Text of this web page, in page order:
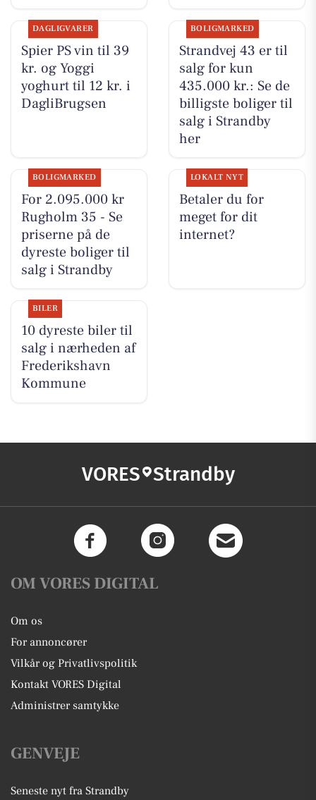
DAGLIGVARER
Spier PS vin til 39
kr. og Yoggi
yoghurt til 12 kr. i
DagliBrugsen
BOLIGMARKED
Strandvej 43 er til
salg for kun
435.000 kr.: Se de
billigste boliger til
salg i Strandby
her
BOLIGMARKED
For 2.095.000 kr
Rugholm 35 - Se
priserne på de
dyreste boliger til
salg i Strandby
LOKALT NYT
Betaler du for
meget for dit
internet?
BILER
10 dyreste biler til
salg i nærheden af
Frederikshavn
Kommune
VORES Strandby
OM VORES DIGITAL
Om os
For annoncører
Vilkår og Privatlivspolitik
Kontakt VORES Digital
Administrer samtykke
GENVEJE
Seneste nyt fra Strandby